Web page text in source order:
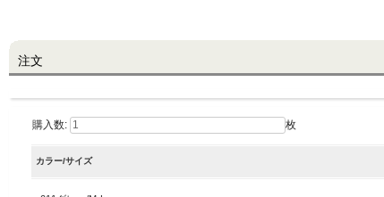
注文
購入数: 枚
カラー/サイズ